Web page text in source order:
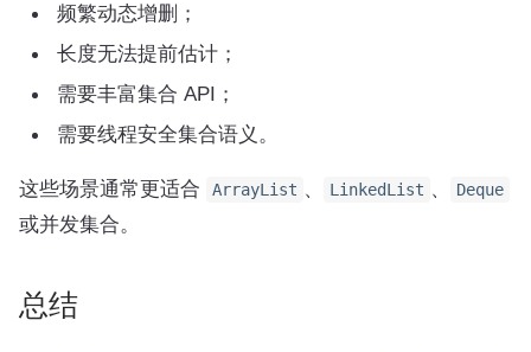
频繁动态增删；
长度无法提前估计；
需要丰富集合 API；
需要线程安全集合语义。
这些场景通常更适合 ArrayList 、 LinkedList 、 Deque
或并发集合。
总结